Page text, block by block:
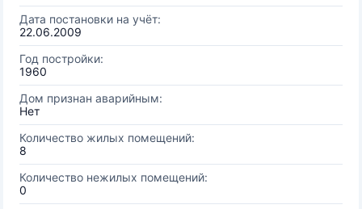
Дата постановки на учёт:
22.06.2009
Год постройки:
1960
Дом признан аварийным:
Нет
Количество жилых помещений:
8
Количество нежилых помещений:
0